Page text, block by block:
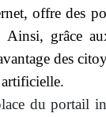
offre des
Ainsi, grâce
des
du portail